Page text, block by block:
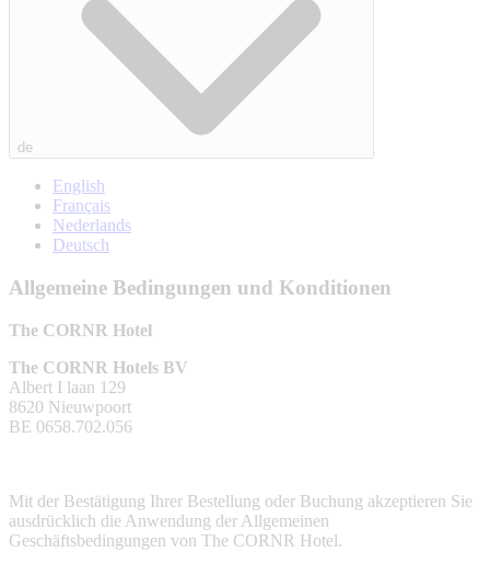
de
English
Français
Nederlands
Deutsch
Allgemeine Bedingungen und Konditionen
The CORNR Hotel
The CORNR Hotels BV
Albert I laan 129
8620 Nieuwpoort
BE 0658.702.056
Mit der Bestätigung Ihrer Bestellung oder Buchung akzeptieren Sie
ausdrücklich die Anwendung der Allgemeinen
Geschäftsbedingungen von The CORNR Hotel.